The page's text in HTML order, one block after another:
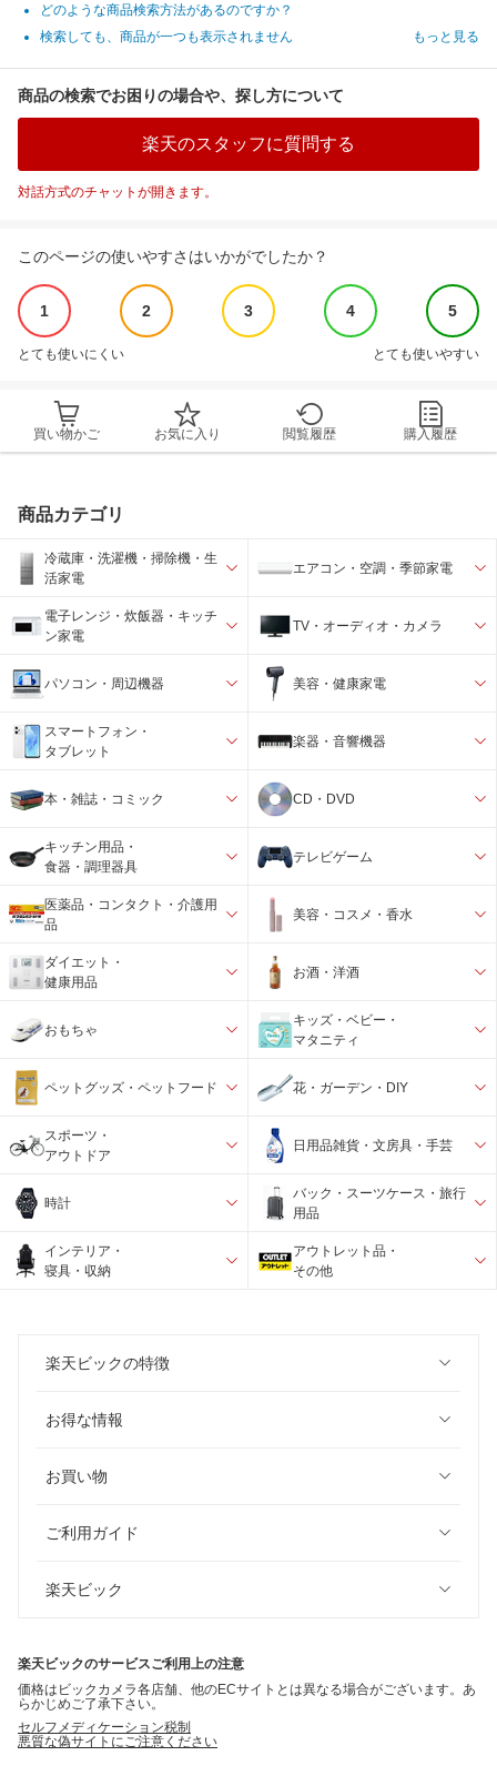
どのような商品検索方法があるのですか？
検索しても、商品が一つも表示されません
もっと見る
商品の検索でお困りの場合や、探し方について
楽天のスタッフに質問する
対話方式のチャットが開きます。
このページの使いやすさはいかがでしたか？
1 2 3 4 5
とても使いにくい とても使いやすい
買い物かご お気に入り 閲覧履歴 購入履歴
商品カテゴリ
冷蔵庫・洗濯機・掃除機・生
活家電
エアコン・空調・季節家電
電子レンジ・炊飯器・キッチ
ン家電
TV・オーディオ・カメラ
パソコン・周辺機器 美容・健康家電
スマートフォン・
タブレット
楽器・音響機器
本・雑誌・コミック CD・DVD
キッチン用品・
食器・調理器具
テレビゲーム
医薬品・コンタクト・介護用
品
美容・コスメ・香水
ダイエット・
健康用品
お酒・洋酒
おもちゃ
キッズ・ベビー・
マタニティ
ペットグッズ・ペットフード 花・ガーデン・DIY
スポーツ・
アウトドア
日用品雑貨・文房具・手芸
時計
バック・スーツケース・旅行
用品
インテリア・
寝具・収納
アウトレット品・
その他
楽天ビックの特徴
お得な情報
お買い物
ご利用ガイド
楽天ビック
楽天ビックのサービスご利用上の注意
価格はビックカメラ各店舗、他のECサイトとは異なる場合がございます。あ
らかじめご了承下さい。
セルフメディケーション税制
悪質な偽サイトにご注意ください